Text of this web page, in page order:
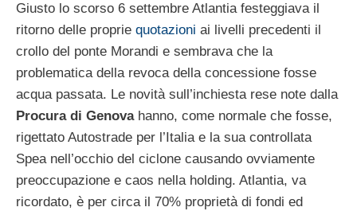
Giusto lo scorso 6 settembre Atlantia festeggiava il
ritorno delle proprie quotazioni ai livelli precedenti il
crollo del ponte Morandi e sembrava che la
problematica della revoca della concessione fosse
acqua passata. Le novità sull’inchiesta rese note dalla
Procura di Genovahanno, come normale che fosse,
rigettato Autostrade per l’Italia e la sua controllata
Spea nell’occhio del ciclone causando ovviamente
preoccupazione e caos nella holding. Atlantia, va
ricordato, è per circa il 70% proprietà di fondi ed